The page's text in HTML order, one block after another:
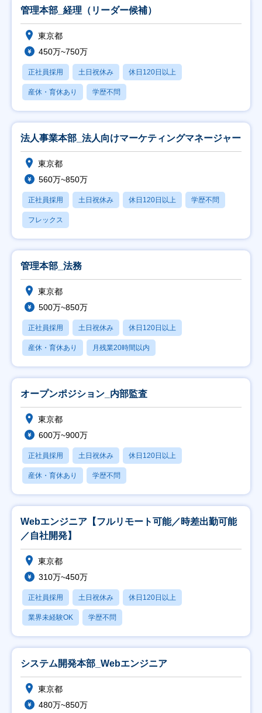
管理本部_経理（リーダー候補）
東京都
450万~750万
正社員採用 土日祝休み 休日120日以上
産休・育休あり 学歴不問
法人事業本部_法人向けマーケティングマネージャー
東京都
560万~850万
正社員採用 土日祝休み 休日120日以上 学歴不問
フレックス
管理本部_法務
東京都
500万~850万
正社員採用 土日祝休み 休日120日以上
産休・育休あり 月残業20時間以内
オープンポジション_内部監査
東京都
600万~900万
正社員採用 土日祝休み 休日120日以上
産休・育休あり 学歴不問
Webエンジニア【フルリモート可能／時差出勤可能
／自社開発】
東京都
310万~450万
正社員採用 土日祝休み 休日120日以上
業界未経験OK 学歴不問
システム開発本部_Webエンジニア
東京都
480万~850万